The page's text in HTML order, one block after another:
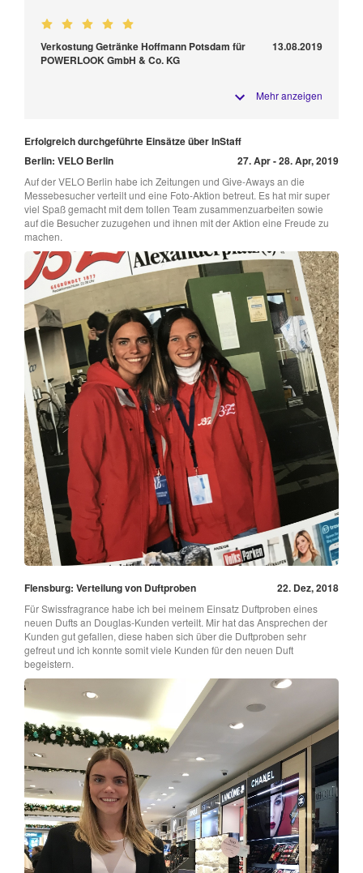
Verkostung Getränke Hoffmann Potsdam für
POWERLOOK GmbH & Co. KG
13.08.2019
Mehr anzeigen
Erfolgreich durchgeführte Einsätze über InStaff
Berlin: VELO Berlin
27. Apr - 28. Apr, 2019
Auf der VELO Berlin habe ich Zeitungen und Give-Aways an die
Messebesucher verteilt und eine Foto-Aktion betreut. Es hat mir super
viel Spaß gemacht mit dem tollen Team zusammenzuarbeiten sowie
auf die Besucher zuzugehen und ihnen mit der Aktion eine Freude zu
machen.
Flensburg: Verteilung von Duftproben 22. Dez, 2018
Für Swissfragrance habe ich bei meinem Einsatz Duftproben eines
neuen Dufts an Douglas-Kunden verteilt. Mir hat das Ansprechen der
Kunden gut gefallen, diese haben sich über die Duftproben sehr
gefreut und ich konnte somit viele Kunden für den neuen Duft
begeistern.